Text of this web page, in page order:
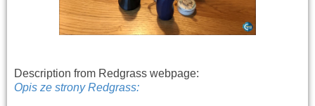
Description from Redgrass webpage:
Opis ze strony Redgrass: